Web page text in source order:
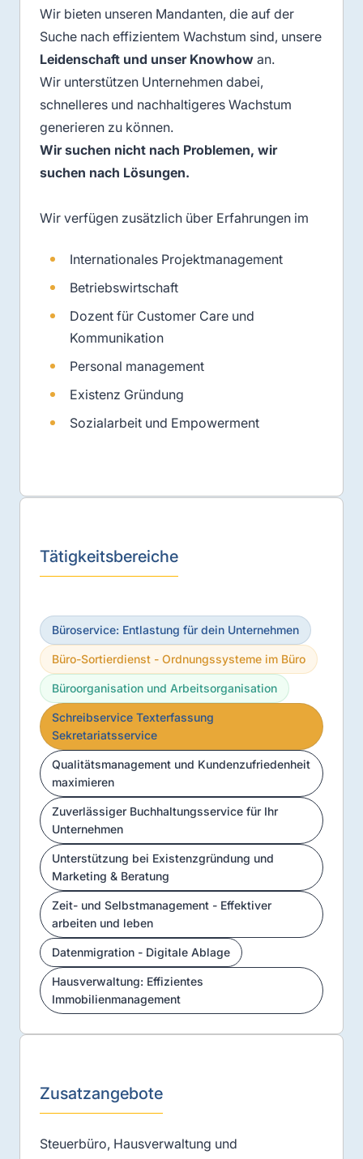
Wir bieten unseren Mandanten, die auf der
Suche nach effizientem Wachstum sind, unsere
Leidenschaft und unser Knowhow an.
Wir unterstützen Unternehmen dabei,
schnelleres und nachhaltigeres Wachstum
generieren zu können.
Wir suchen nicht nach Problemen, wir
suchen nach Lösungen.
Wir verfügen zusätzlich über Erfahrungen im
Internationales Projektmanagement
Betriebswirtschaft
Dozent für Customer Care und
Kommunikation
Personal management
Existenz Gründung
Sozialarbeit und Empowerment
Tätigkeitsbereiche
Büroservice: Entlastung für dein Unternehmen
Büro-Sortierdienst - Ordnungssysteme im Büro
Büroorganisation und Arbeitsorganisation
Schreibservice Texterfassung
Sekretariatsservice
Qualitätsmanagement und Kundenzufriedenheit
maximieren
Zuverlässiger Buchhaltungsservice für Ihr
Unternehmen
Unterstützung bei Existenzgründung und
Marketing & Beratung
Zeit- und Selbstmanagement - Effektiver
arbeiten und leben
Datenmigration - Digitale Ablage
Hausverwaltung: Effizientes
Immobilienmanagement
Zusatzangebote
Steuerbüro, Hausverwaltung und